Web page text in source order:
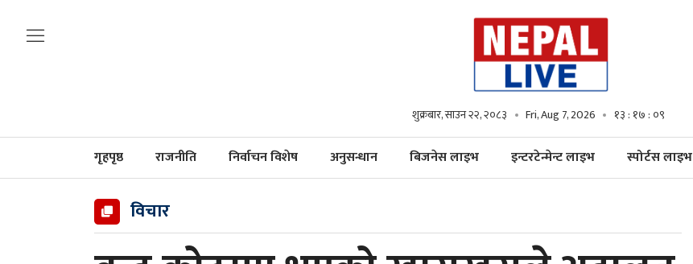
शुक्रबार, साउन २२, २०८३ Fri, Aug 7, 2026 १३ : १७ : ११
गृहपृष्ठ राजनीति निर्वाचन विशेष अनुसन्धान बिजनेस लाइभ इन्टरटेन्मेन्ट लाइभ स्पोर्टस लाइभ
विचार